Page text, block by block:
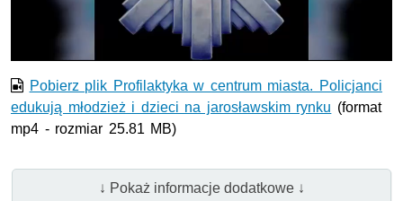
wideo
Pobierz plik Profilaktyka w centrum miasta. Policjanci
edukują młodzież i dzieci na jarosławskim rynku (format
mp4 - rozmiar 25.81 MB)
↓ Pokaż informacje dodatkowe ↓